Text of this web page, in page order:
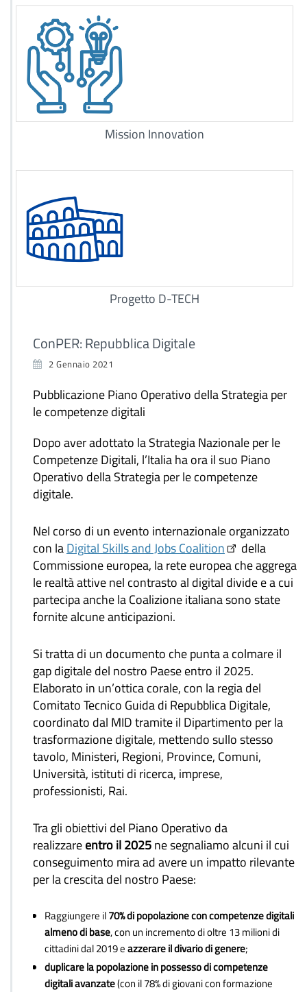
Mission Innovation
Progetto D-TECH
ConPER: Repubblica Digitale
2 Gennaio 2021
Pubblicazione Piano Operativo della Strategia per
le competenze digitali
Dopo aver adottato la Strategia Nazionale per le
Competenze Digitali, l’Italia ha ora il suo Piano
Operativo della Strategia per le competenze
digitale.
Nel corso di un evento internazionale organizzato
con laDigital Skills and Jobs Coalition
della
Commissione europea, la rete europea che aggrega
le realtà attive nel contrasto al digital divide e a cui
partecipa anche la Coalizione italiana sono state
fornite alcune anticipazioni.
Si tratta di un documento che punta a colmare il
gap digitale del nostro Paese entro il 2025.
Elaborato in un’ottica corale, con la regia del
Comitato Tecnico Guida di Repubblica Digitale,
coordinato dal MID tramite il Dipartimento per la
trasformazione digitale, mettendo sullo stesso
tavolo, Ministeri, Regioni, Province, Comuni,
Università, istituti di ricerca, imprese,
professionisti, Rai.
Tra gli obiettivi del Piano Operativo da
realizzareentro il 2025ne segnaliamo alcuni il cui
conseguimento mira ad avere un impatto rilevante
per la crescita del nostro Paese:
Raggiungere il70% di popolazione con competenze digitali
almeno di base, con un incremento di oltre 13 milioni di
cittadini dal 2019 eazzerare il divario di genere;
duplicare la popolazione in possesso di competenze
digitali avanzate(con il 78% di giovani con formazione